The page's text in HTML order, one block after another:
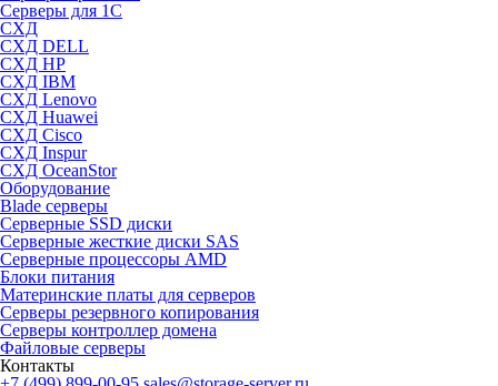
Серверы для 1C
СХД
СХД DELL
СХД HP
СХД IBM
СХД Lenovo
СХД Huawei
СХД Cisco
СХД Inspur
СХД OceanStor
Оборудование
Blade серверы
Серверные SSD диски
Cерверные жесткие диски SAS
Серверные процессоры AMD
Блоки питания
Материнские платы для серверов
Серверы резервного копирования
Серверы контроллер домена
Файловые серверы
Контакты